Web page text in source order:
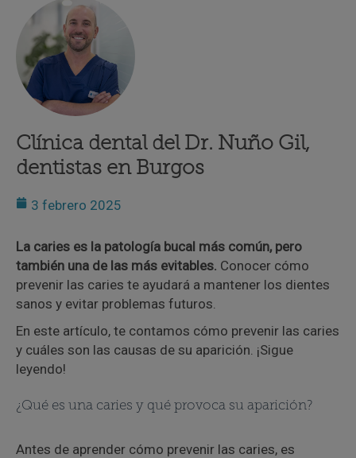
Clínica dental del Dr. Nuño Gil,
dentistas en Burgos
3 febrero 2025
La caries es la patología bucal más común, pero
también una de las más evitables. Conocer cómo
prevenir las caries te ayudará a mantener los dientes
sanos y evitar problemas futuros.
En este artículo, te contamos cómo prevenir las caries
y cuáles son las causas de su aparición. ¡Sigue
leyendo!
¿Qué es una caries y qué provoca su aparición?
Antes de aprender cómo prevenir las caries, es